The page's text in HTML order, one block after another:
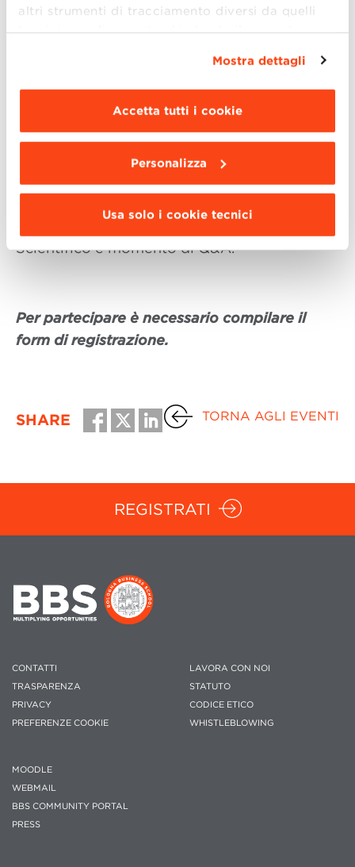
altri strumenti di tracciamento diversi da quelli
tecnici semplicemente chiudendo il presente
Dettagli ”. Per
modificare le impostazioni di navigazione e
scegliere le funzionalità, le terze parti e i cookie
Mostra dettagli
Accetta tutti i cookie
Personalizza
Usa solo i cookie tecnici
Operations con Paolo Barbieri e
Francesco Pinelli
Hybrid MBA con Franco Visani
con Roberta Gabrielli
Ogni presentazione ha una durata
Scientifico e momento di Q&A.
Per partecipare è necessario compilare il
form di registrazione.
SHARE TORNA AGLI EVENTI
REGISTRATI
CONTATTI
TRASPARENZA
PRIVACY
PREFERENZE COOKIE
LAVORA CON NOI
STATUTO
CODICE ETICO
WHISTLEBLOWING
MOODLE
WEBMAIL
BBS COMMUNITY PORTAL
PRESS